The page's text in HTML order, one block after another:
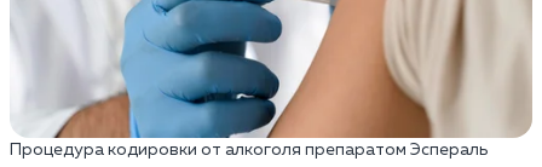
Процедура кодировки от алкоголя препаратом Эспераль